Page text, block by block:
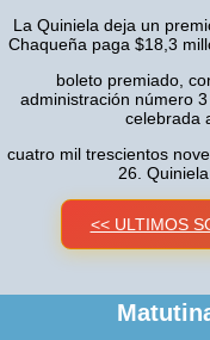
La Quiniela deja un
Chaqueña paga $18,3
boleto premiado,
administración número
celebrada
cuatro mil trescientos
26.
<< ULTIMOS